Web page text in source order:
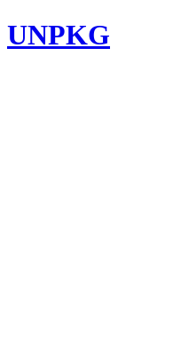
UNPKG